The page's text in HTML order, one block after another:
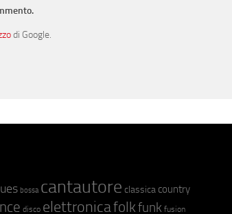
di Google.
bossa cantautore classica country
disco elettronicafolkfunk fusion